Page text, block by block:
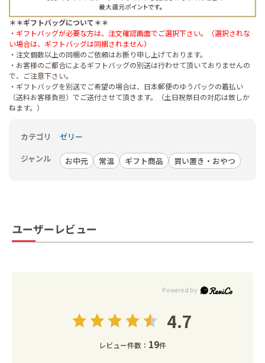
＊＊ギフトバッグについて＊＊
・ギフトバッグが必要な方は、注文確認画面でご選択下さい。（選択されな
い場合は、ギフトバッグは同梱されません）
・注文個数以上の同梱のご依頼はお断り申し上げております。
・お客様のご都合によるギフトバッグの別送は行わせて頂いておりませんの
で、ご注意下さい。
・ギフトバッグを別送でご希望の場合は、日本郵便のゆうパックの着払い
（送料お客様負担）でご送付させて頂きます。（土日祝祭日の対応は致しか
ねます。）
カテゴリ
ゼリー
ジャンル
お中元 常温 ギフト商品 買い置き・おやつ
ユーザーレビュー
4.7
レビュー件数： 19件